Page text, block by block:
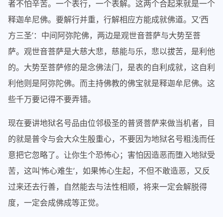
者不怕辛苦。一个表行，一个表解。这两个合起来就是一个
释迦牟尼佛。要解行并重，行解相应方能成就佛道。又‘西
方三圣’：中间阿弥陀佛，两边是观世音菩萨与大势至菩
萨。观世音菩萨是大慈大悲，慈能与乐，悲以拔苦，是利他
的。大势至菩萨修的是念佛法门，是表的自利成就，这自利
利他则是阿弥陀佛。而主持佛教的佛宝就是释迦牟尼佛。这
些千万要记得不要弄错。
现在要讲地狱名号品由位邻极圣的普贤菩萨来做当机者，目
的就是普令与会大众生殷重心，不要因为地狱名号粗浅而任
意把它忽略了。让你生个恐怖心；害怕因造恶而堕入地狱受
苦，这叫‘怖心难生’，如果怖心生起，不但不敢造恶，又反
过来还去行善，自然能去与法性相顺，将来一定会解脱得
度，一定会成佛成等正觉。